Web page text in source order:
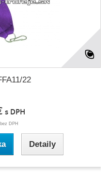
22
s DPH
bez DPH
Detaily